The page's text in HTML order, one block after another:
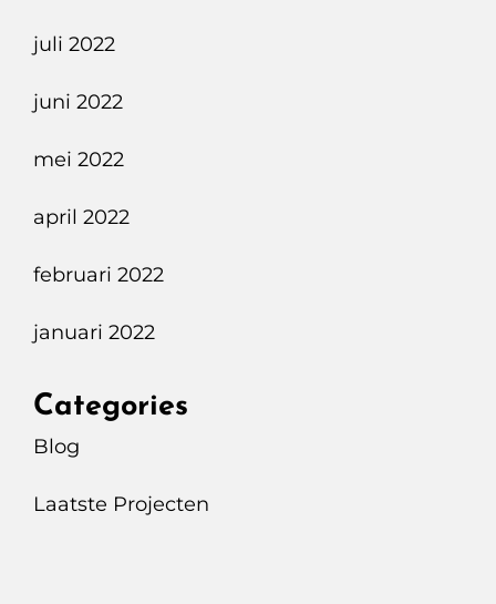
juli 2022
juni 2022
mei 2022
april 2022
februari 2022
januari 2022
Categories
Blog
Laatste Projecten